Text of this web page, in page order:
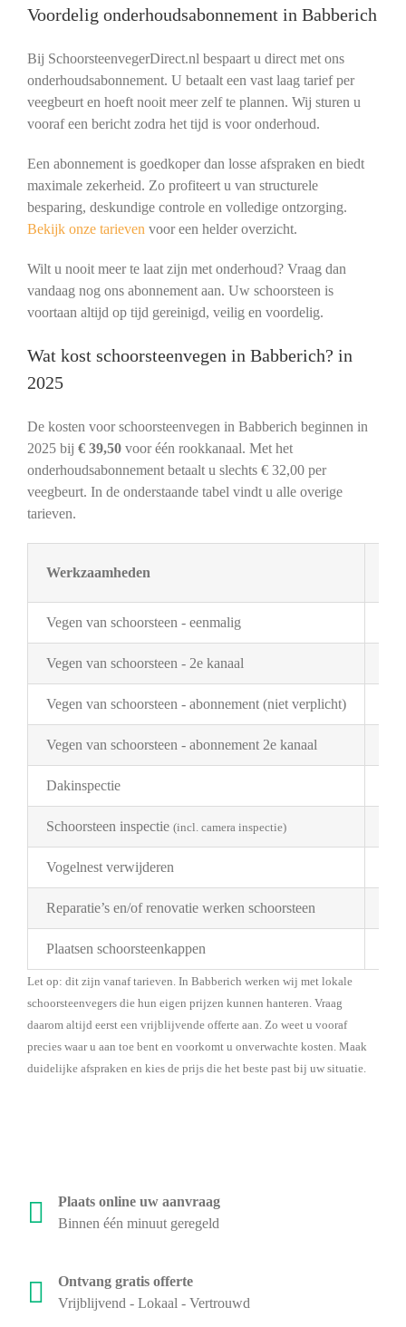
Voordelig onderhoudsabonnement in Babberich
Bij SchoorsteenvegerDirect.nl bespaart u direct met ons
onderhoudsabonnement. U betaalt een vast laag tarief per
veegbeurt en hoeft nooit meer zelf te plannen. Wij sturen u
vooraf een bericht zodra het tijd is voor onderhoud.
Een abonnement is goedkoper dan losse afspraken en biedt
maximale zekerheid. Zo profiteert u van structurele
besparing, deskundige controle en volledige ontzorging.
Bekijk onze tarieven voor een helder overzicht.
Wilt u nooit meer te laat zijn met onderhoud? Vraag dan
vandaag nog ons abonnement aan. Uw schoorsteen is
voortaan altijd op tijd gereinigd, veilig en voordelig.
Wat kost schoorsteenvegen in Babberich? in
2025
De kosten voor schoorsteenvegen in Babberich beginnen in
2025 bij € 39,50voor één rookkanaal. Met het
onderhoudsabonnement betaalt u slechts € 32,00 per
veegbeurt. In de onderstaande tabel vindt u alle overige
tarieven.
Werkzaamheden
Vegen van schoorsteen - eenmalig
Vegen van schoorsteen - 2e kanaal
Vegen van schoorsteen - abonnement (niet verplicht)
Vegen van schoorsteen - abonnement 2e kanaal
Dakinspectie
Schoorsteen inspectie (incl. camera inspectie)
Vogelnest verwijderen
Reparatie’s en/of renovatie werken schoorsteen
Plaatsen schoorsteenkappen
Let op: dit zijn vanaf tarieven. In Babberich werken wij met lokale
schoorsteenvegers die hun eigen prijzen kunnen hanteren. Vraag
daarom altijd eerst een vrijblijvende offerte aan. Zo weet u vooraf
precies waar u aan toe bent en voorkomt u onverwachte kosten. Maak
duidelijke afspraken en kies de prijs die het beste past bij uw situatie.
Plaats online uw aanvraag
Binnen één minuut geregeld
Ontvang gratis offerte
Vrijblijvend - Lokaal - Vertrouwd